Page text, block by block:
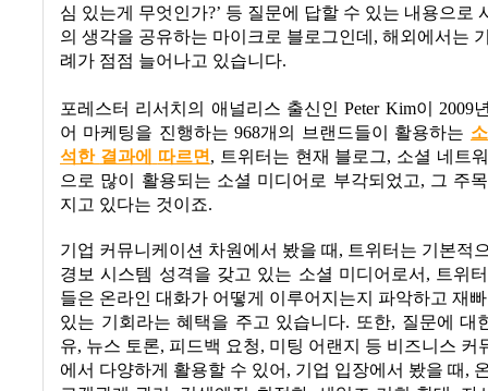
심 있는게 무엇인가?’ 등 질문에 답할 수 있는 내용으로
의 생각을 공유하는 마이크로 블로그인데 , 해외에서는
례가 점점 늘어나고 있습니다.
포레스터 리서치의 애널리스 출신인 Peter Kim이 2009
어 마케팅을 진행하는 968개의 브랜드들이 활용하는
석한 결과에 따르면, 트위터는 현재 블로그, 소셜 네트
으로 많이 활용되는 소셜 미디어로 부각되었고, 그 주
지고 있다는 것이죠.
기업 커뮤니케이션 차원에서 봤을 때 , 트위터는 기본적
경보 시스템 성격을 갖고 있는 소셜 미디어로서 , 트위
들은 온라인 대화가 어떻게 이루어지는지 파악하고 재
있는 기회라는 혜택을 주고 있습니다. 또한, 질문에 대
유, 뉴스 토론, 피드백 요청, 미팅 어랜지 등 비즈니스 커
에서 다양하게 활용할 수 있어 , 기업 입장에서 봤을 때 ,